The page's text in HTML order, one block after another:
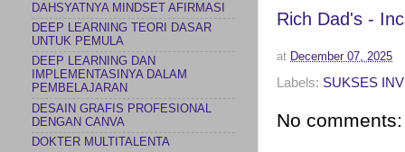
Rich Dad's -
at December 07, 2025
Labels: SUKSES
No comments:
DAHSYATNYA MINDSET AFIRMASI
DEEP LEARNING TEORI DASAR
UNTUK PEMULA
DEEP LEARNING DAN
IMPLEMENTASINYA DALAM
PEMBELAJARAN
DESAIN GRAFIS PROFESIONAL
DENGAN CANVA
DOKTER MULTITALENTA